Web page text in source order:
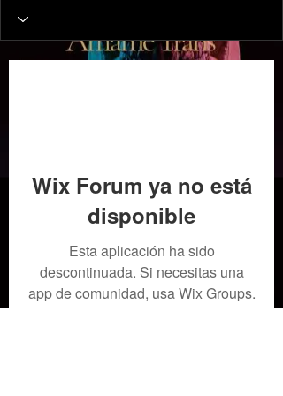
Wix Forum ya no está
disponible
Esta aplicación ha sido
descontinuada. Si necesitas una
app de comunidad, usa Wix Groups.